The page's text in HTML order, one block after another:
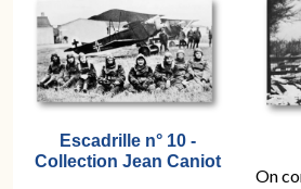
Escadrille n° 10 -
Collection Jean Caniot
On